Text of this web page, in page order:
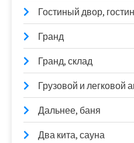
Гостиный двор,
Гранд
Гранд, склад
Грузовой и легковой
Дальнее, баня
Два кита, сауна